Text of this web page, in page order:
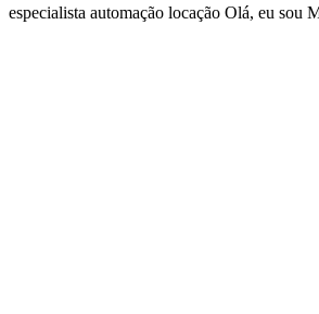
especialista automação locação Olá, eu sou